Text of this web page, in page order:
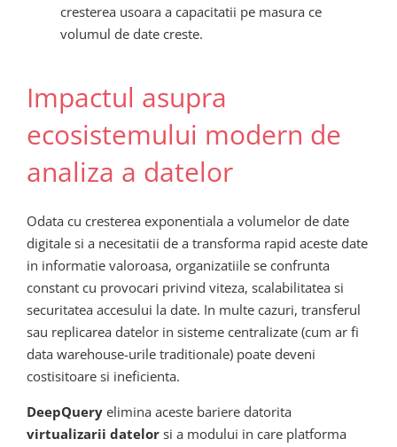
cresterea usoara a capacitatii pe masura ce
volumul de date creste.
Impactul asupra
ecosistemului modern de
analiza a datelor
Odata cu cresterea exponentiala a volumelor de date
digitale si a necesitatii de a transforma rapid aceste date
in informatie valoroasa, organizatiile se confrunta
constant cu provocari privind viteza, scalabilitatea si
securitatea accesului la date. In multe cazuri, transferul
sau replicarea datelor in sisteme centralizate (cum ar fi
data warehouse-urile traditionale) poate deveni
costisitoare si ineficienta.
DeepQuery elimina aceste bariere datorita
virtualizarii datelor si a modului in care platforma